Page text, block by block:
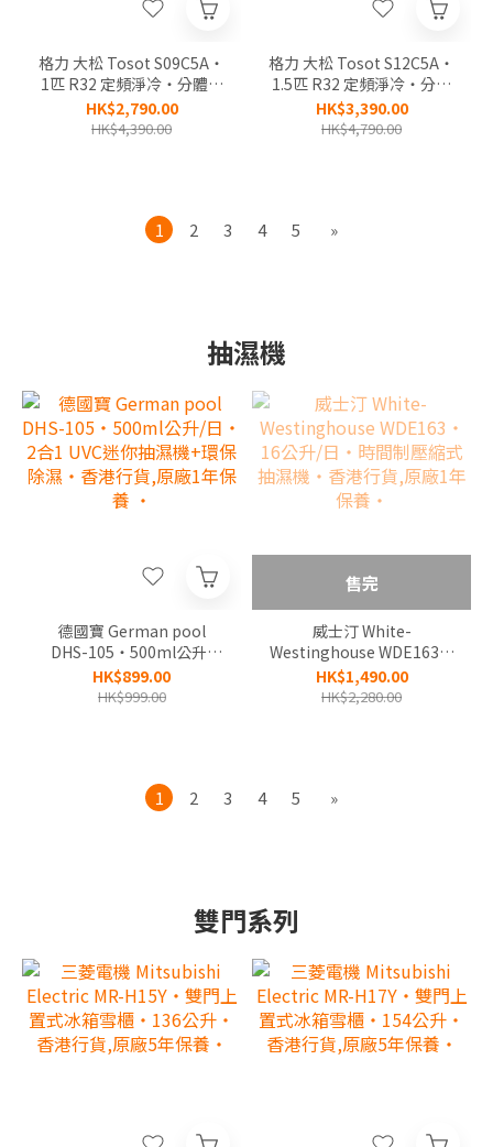
格力 大松 Tosot S09C5A‧
1匹 R32 定頻淨冷‧分體式
冷氣機‧香港行貨,原廠2年
全機,5年壓縮機保養‧
HK$2,790.00
HK$4,390.00
格力 大松 Tosot S12C5A‧
1.5匹 R32 定頻淨冷‧分體
式冷氣機‧香港行貨,原廠2
年全機,5年壓縮機保養‧
HK$3,390.00
HK$4,790.00
1 2 3 4 5 »
抽濕機
德國寶 German pool
DHS-105‧500ml公升/
日‧2合1 UVC迷你抽濕機
+環保除濕‧香港行貨,原廠
HK$899.00
HK$999.00
售完
威士汀 White-
Westinghouse WDE163‧
16公升/日‧時間制壓縮式
抽濕機‧香港行貨,原廠1年
HK$1,490.00
HK$2,280.00
1 2 3 4 5 »
雙門系列